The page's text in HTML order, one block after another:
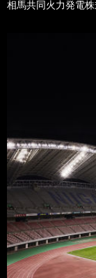
相馬共同火力発電